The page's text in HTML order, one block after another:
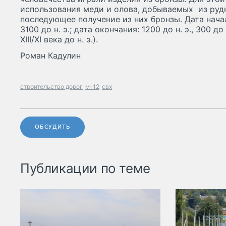
использования меди и олова, добываемых из
последующее получение из них бронзы. Дата
3100 до н. э.; дата окончания: 1200 до н. э., 300
XIII/XI века до н. э.).
Роман Кадулин
строительство дорог м-12 свх
ОБСУДИТЬ
Публикации по теме